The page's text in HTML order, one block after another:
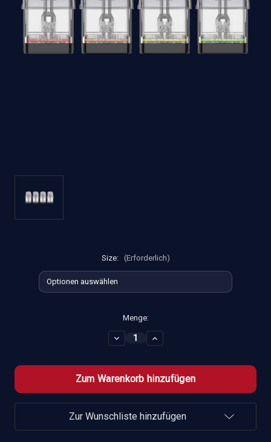
Size: (Erforderlich)
Menge:
Menge
von
Caliburn
GPP
Alpha
Pod
(3
Stück
Packung)
Menge
von
Caliburn
GPP
Alpha
Pod
(3
Stück
Packung)
Zur Wunschliste hinzufügen